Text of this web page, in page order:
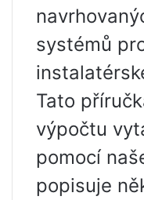
systémů
Tato
výpočtu
pomocí
popisuje